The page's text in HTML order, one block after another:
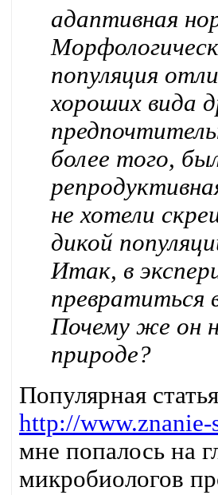
адаптивная
популяция
хороших вида
более того,
не хотели
дикой
Итак, в
превратиться
Почему же он
природе?
Популярная
http://
мне попалось на
микробиологов